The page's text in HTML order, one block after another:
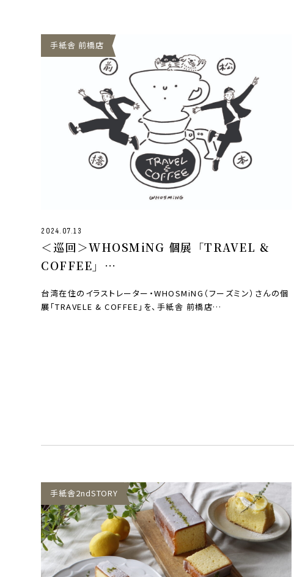
手紙舎 前橋店
2024.07.13
＜巡回＞WHOSMiNG 個展「TRAVEL &
COFFEE」
9月19日(木)～10月7日(月) at 手紙舎 文箱
台湾在住のイラストレーター・WHOSMiNG（フーズミン）さんの個
展「TRAVELE & COFFEE」を、手紙舎 前橋店…
手紙舎2ndSTORY